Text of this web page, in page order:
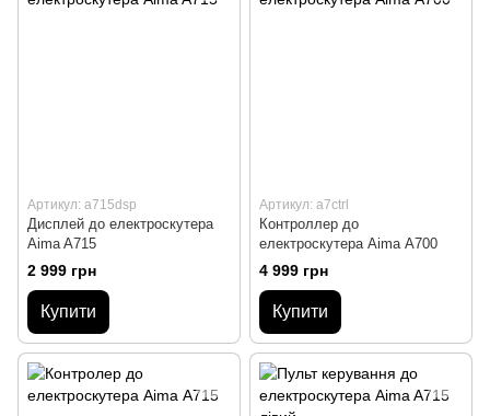
Артикул: a715dsp
Дисплей до електроскутера
Aima A715
2 999 грн
Купити
Артикул: a7ctrl
Контроллер до
електроскутера Aima А700
4 999 грн
Купити